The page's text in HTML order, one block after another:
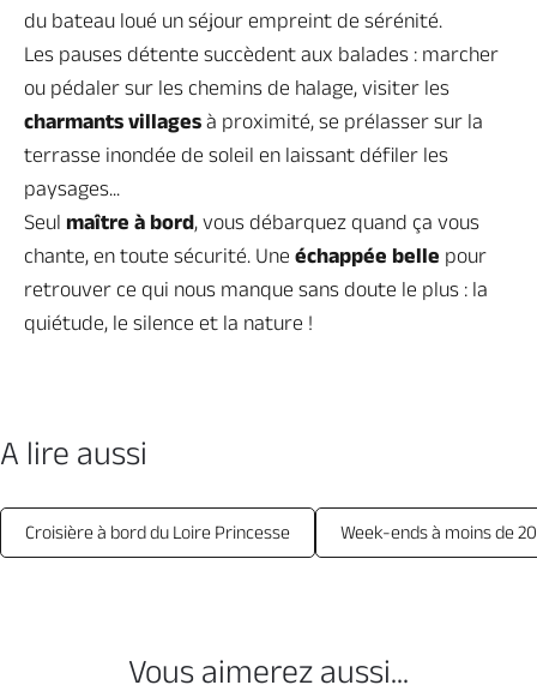
du bateau loué un séjour empreint de sérénité.
Les pauses détente succèdent aux balades : marcher
ou pédaler sur les chemins de halage, visiter les
charmants villages à proximité, se prélasser sur la
terrasse inondée de soleil en laissant défiler les
paysages...
Seul maître à bord, vous débarquez quand ça vous
chante, en toute sécurité. Une échappée belle pour
retrouver ce qui nous manque sans doute le plus : la
quiétude, le silence et la nature !
A lire aussi
Croisière à bord du Loire Princesse Week-ends à moins de
Vous aimerez aussi...